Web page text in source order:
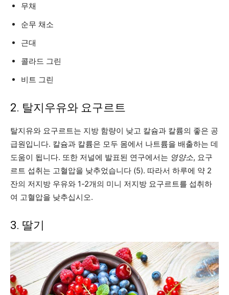
무채
순무 채소
근대
콜라드 그린
비트 그린
2. 탈지우유와 요구르트
탈지유와 요구르트는 지방 함량이 낮고 칼슘과 칼륨의 좋은 공
급원입니다. 칼슘과 칼륨은 모두 몸에서 나트륨을 배출하는 데
도움이 됩니다. 또한 저널에 발표된 연구에서는 영양소, 요구
르트 섭취는 고혈압을 낮추었습니다 (5). 따라서 하루에 약 2
잔의 저지방 우유와 1-2개의 미니 저지방 요구르트를 섭취하
여 고혈압을 낮추십시오.
3. 딸기